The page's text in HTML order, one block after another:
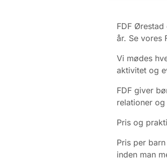
FDF
år. Se vores
Vi mødes
aktivitet og
FDF giver
relationer
Pris og
Pris per
inden man